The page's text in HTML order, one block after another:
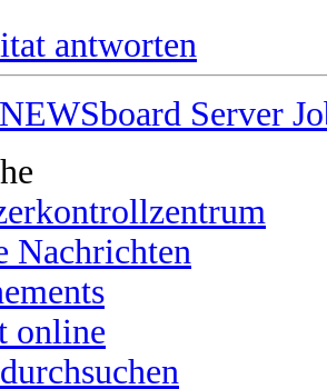
antworten
NEWSboard Server
Nachrichten
online